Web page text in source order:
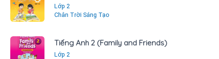
Lớp 2
Chân Trời Sáng Tạo
Tiếng Anh 2 (Family and Friends)
Lớp 2